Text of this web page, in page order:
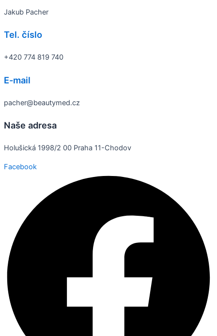
Jakub Pacher
Tel. číslo
+420 774 819 740
E-mail
pacher@beautymed.cz
Naše adresa
Holušická 1998/2 00 Praha 11-Chodov
Facebook